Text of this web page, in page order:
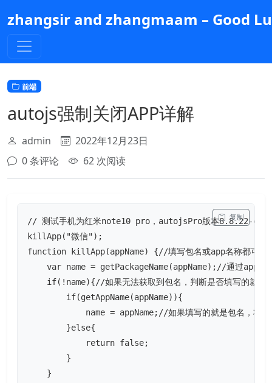
到
主
内
容
zhangsir and zhangmaam – Good
前端
autojs强制关闭APP详解
admin
2022年12月23日
0 条评论
62 次阅读
// 测试手机为红米note10 pro，autojsPro版本8.8.22-
killApp("微信");
function killApp(appName) {//填写包名或app名称都可以
var name = getPackageName(appName);//通过app名
if(!name){//如果无法获取到包名，判断是否填写的就是
if(getAppName(appName)){
name = appName;//如果填写的就是包名，将包名
}else{
return false;
}
}
复制